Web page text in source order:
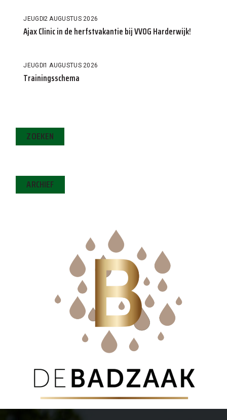
JEUGD2 AUGUSTUS 2026
Ajax Clinic in de herfstvakantie bij VVOG Harderwijk!
JEUGD1 AUGUSTUS 2026
Trainingsschema
ZOEKEN
ARCHIEF